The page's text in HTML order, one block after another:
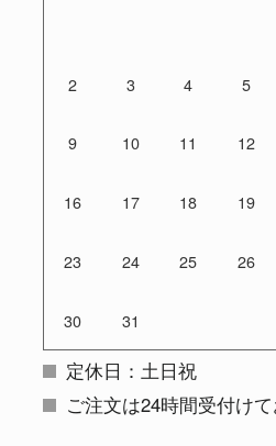
2 3 4 5
9 10 11 12
16 17 18 19
23 24 25 26
30 31
定休日：土日祝
ご注文は24時間受付け